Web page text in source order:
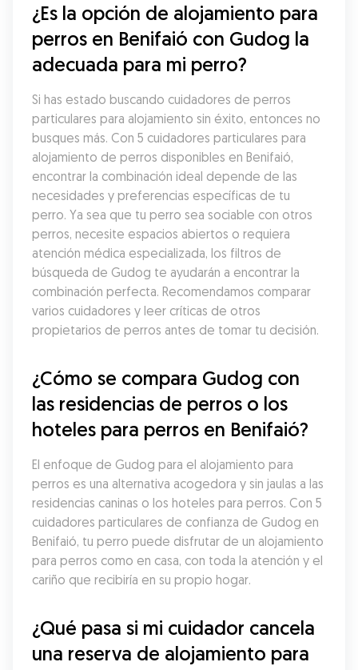
¿Es la opción de alojamiento para
perros en Benifaió con Gudog la
adecuada para mi perro?
Si has estado buscando cuidadores de perros
particulares para alojamiento sin éxito, entonces no
busques más. Con 5 cuidadores particulares para
alojamiento de perros disponibles en Benifaió,
encontrar la combinación ideal depende de las
necesidades y preferencias específicas de tu
perro. Ya sea que tu perro sea sociable con otros
perros, necesite espacios abiertos o requiera
atención médica especializada, los filtros de
búsqueda de Gudog te ayudarán a encontrar la
combinación perfecta. Recomendamos comparar
varios cuidadores y leer críticas de otros
propietarios de perros antes de tomar tu decisión.
¿Cómo se compara Gudog con
las residencias de perros o los
hoteles para perros en Benifaió?
El enfoque de Gudog para el alojamiento para
perros es una alternativa acogedora y sin jaulas a las
residencias caninas o los hoteles para perros. Con 5
cuidadores particulares de confianza de Gudog en
Benifaió, tu perro puede disfrutar de un alojamiento
para perros como en casa, con toda la atención y el
cariño que recibiría en su propio hogar.
¿Qué pasa si mi cuidador cancela
una reserva de alojamiento para